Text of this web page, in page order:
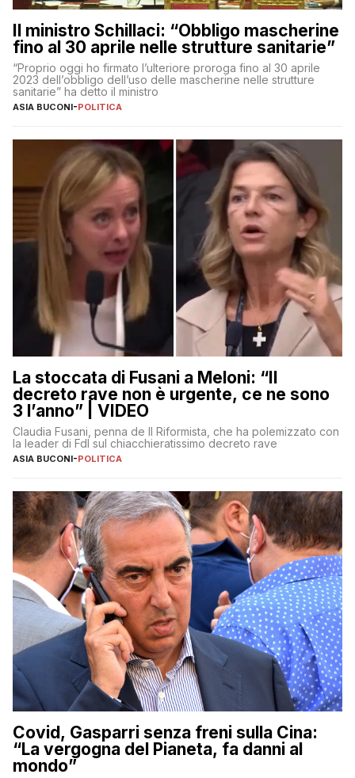
Il ministro Schillaci: “Obbligo mascherine
fino al 30 aprile nelle strutture sanitarie”
“Proprio oggi ho firmato l’ulteriore proroga fino al 30 aprile
2023 dell’obbligo dell’uso delle mascherine nelle strutture
sanitarie” ha detto il ministro
ASIA BUCONI-POLITICA
La stoccata di Fusani a Meloni: “Il
decreto rave non è urgente, ce ne sono
3 l’anno” | VIDEO
Claudia Fusani, penna de Il Riformista, che ha polemizzato con
la leader di FdI sul chiacchieratissimo decreto rave
ASIA BUCONI-POLITICA
Covid, Gasparri senza freni sulla Cina:
“La vergogna del Pianeta, fa danni al
mondo”